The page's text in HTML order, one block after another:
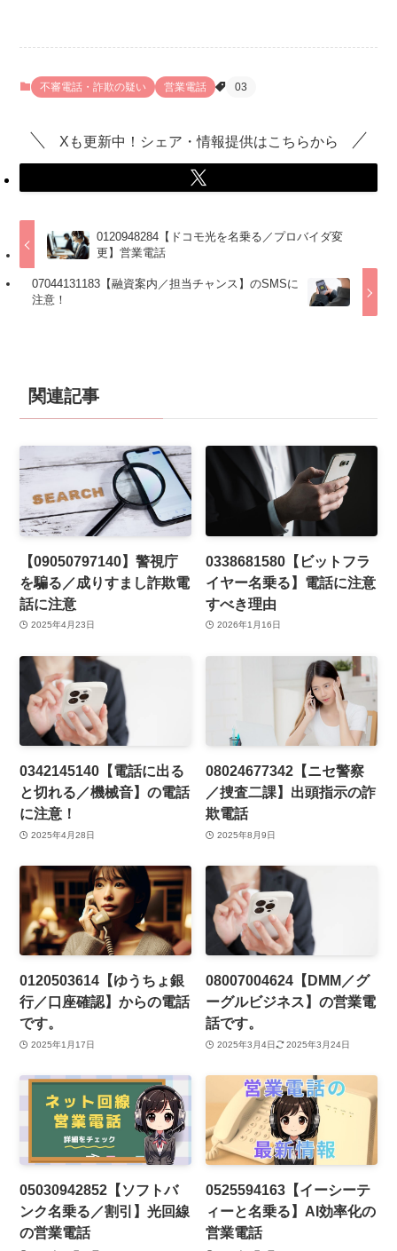
不審電話・詐欺の疑い 営業電話 03
Xも更新中！シェア・情報提供はこちらから
0120948284【ドコモ光を名乗る／プロバイダ変
更】営業電話
07044131183【融資案内／担当チャンス】のSMSに
注意！
関連記事
【09050797140】警視庁
を騙る／成りすまし詐欺電
話に注意
2025年4月23日
0338681580【ビットフラ
イヤー名乗る】電話に注意
すべき理由
2026年1月16日
0342145140【電話に出る
と切れる／機械音】の電話
に注意！
2025年4月28日
08024677342【ニセ警察
／捜査二課】出頭指示の詐
欺電話
2025年8月9日
0120503614【ゆうちょ銀
行／口座確認】からの電話
です。
2025年1月17日
08007004624【DMM／グ
ーグルビジネス】の営業電
話です。
2025年3月4日 2025年3月24日
05030942852【ソフトバ
ンク名乗る／割引】光回線
の営業電話
0525594163【イーシーテ
ィーと名乗る】AI効率化の
営業電話